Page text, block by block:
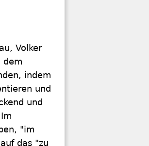
Volker
dem
indem
und
und
"im
das "zu